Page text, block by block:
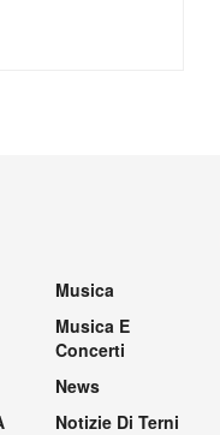
Musica
Musica E
Concerti
News
Notizie Di Terni